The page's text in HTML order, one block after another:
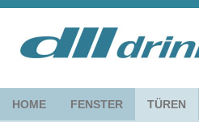
HOME FENSTER TÜREN